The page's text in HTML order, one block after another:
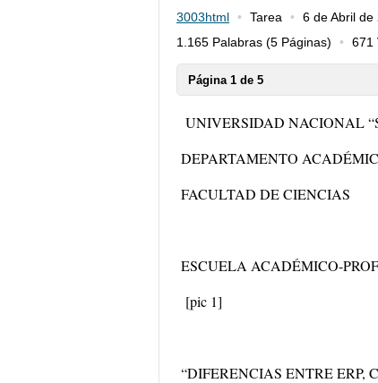
3003html Tarea
6 de Abril de
1.165 Palabras (5 Páginas) 671
Página 1 de 5
UNIVERSIDAD NACIONAL
DEPARTAMENTO
FACULTAD DE CIENCIAS
ESCUELA ACADÉMICO-
[pic 1]
“DIFERENCIAS ENTRE ERP,